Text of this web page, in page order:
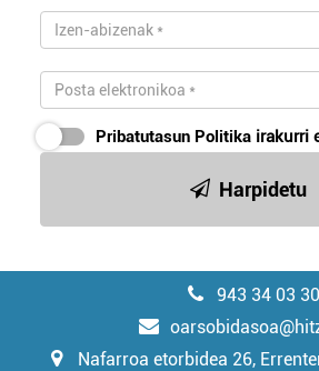
Pribatutasun Politika irakurri
Harpidetu
943 34 03 30
Nafarroa etorbidea 26,